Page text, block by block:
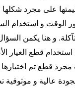
على مجرد شكلها
و استخدام
و هنا يكمن
استخدام قطع الغيار
قطع تم
عالية و